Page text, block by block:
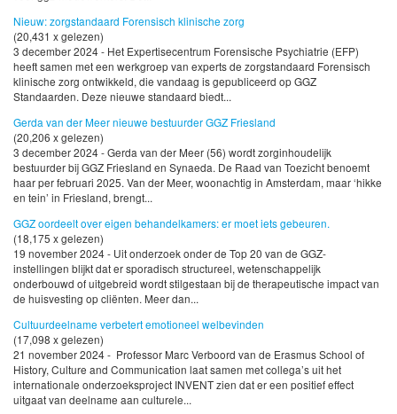
Nieuw: zorgstandaard Forensisch klinische zorg
(20,431 x gelezen)
3 december 2024 - Het Expertisecentrum Forensische Psychiatrie (EFP)
heeft samen met een werkgroep van experts de zorgstandaard Forensisch
klinische zorg ontwikkeld, die vandaag is gepubliceerd op GGZ
Standaarden. Deze nieuwe standaard biedt...
Gerda van der Meer nieuwe bestuurder GGZ Friesland
(20,206 x gelezen)
3 december 2024 - Gerda van der Meer (56) wordt zorginhoudelijk
bestuurder bij GGZ Friesland en Synaeda. De Raad van Toezicht benoemt
haar per februari 2025. Van der Meer, woonachtig in Amsterdam, maar ‘hikke
en tein’ in Friesland, brengt...
GGZ oordeelt over eigen behandelkamers: er moet iets gebeuren.
(18,175 x gelezen)
19 november 2024 - Uit onderzoek onder de Top 20 van de GGZ-
instellingen blijkt dat er sporadisch structureel, wetenschappelijk
onderbouwd of uitgebreid wordt stilgestaan bij de therapeutische impact van
de huisvesting op cliënten. Meer dan...
Cultuurdeelname verbetert emotioneel welbevinden
(17,098 x gelezen)
21 november 2024 - Professor Marc Verboord van de Erasmus School of
History, Culture and Communication laat samen met collega’s uit het
internationale onderzoeksproject INVENT zien dat er een positief effect
uitgaat van deelname aan culturele...